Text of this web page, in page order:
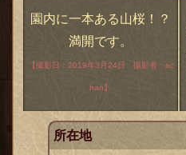
園内に一本ある山桜！？
満開です。
【撮影日：2019年3月24日 撮影者：ac
han】
所在地